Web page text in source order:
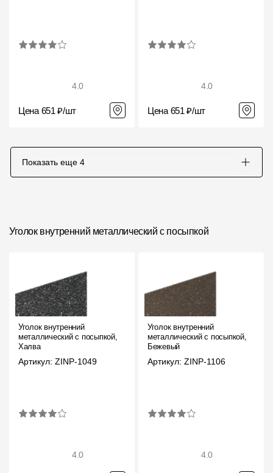
4.0
Цена 651 ₽/шт
4.0
Цена 651 ₽/шт
Показать еще 4
Уголок внутренний металлический с посыпкой
Уголок внутренний
металлический с посыпкой,
Халва
Артикул: ZINP-1049
4.0
Уголок внутренний
металлический с посыпкой,
Бежевый
Артикул: ZINP-1106
4.0